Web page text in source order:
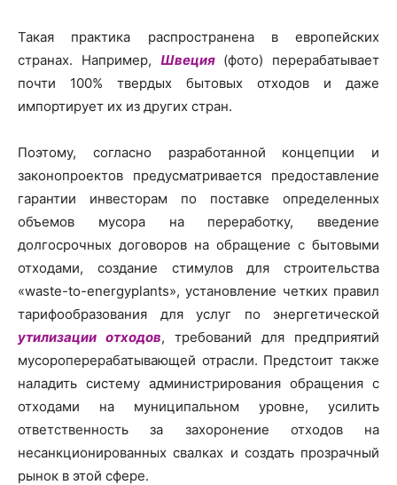
Такая практика распространена в европейских
странах. Например, Швеция(фото) перерабатывает
почти 100% твердых бытовых отходов и даже
импортирует их из других стран.
Поэтому, согласно разработанной концепции и
законопроектов предусматривается предоставление
гарантии инвесторам по поставке определенных
объемов мусора на переработку, введение
долгосрочных договоров на обращение с бытовыми
отходами, создание стимулов для строительства
«waste-to-energyplants», установление четких правил
тарифообразования для услуг по энергетической
утилизации отходов, требований для предприятий
мусороперерабатывающей отрасли. Предстоит также
наладить систему администрирования обращения с
отходами на муниципальном уровне, усилить
ответственность за захоронение отходов на
несанкционированных свалках и создать прозрачный
рынок в этой сфере.